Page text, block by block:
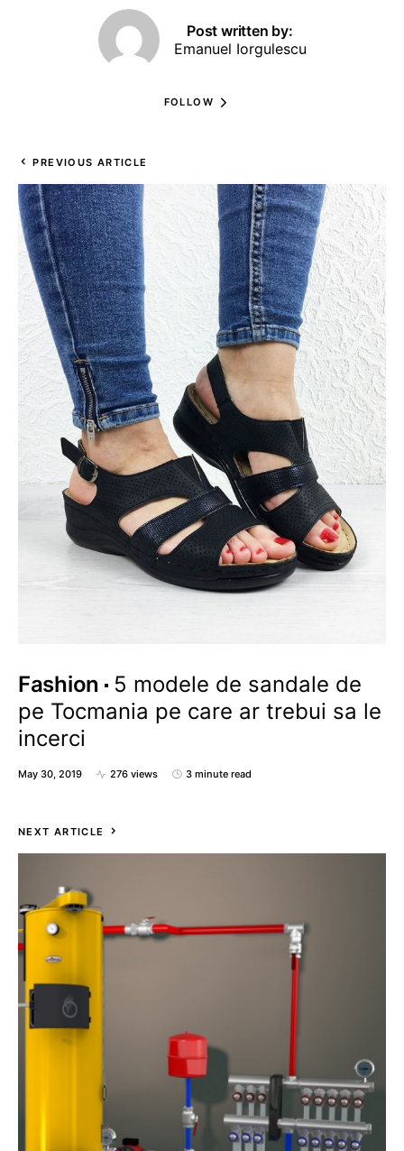
Post written by:
Emanuel Iorgulescu
FOLLOW
PREVIOUS ARTICLE
Fashion
5 modele de sandale de
pe Tocmania pe care ar trebui sa le
incerci
May 30, 2019 276 views 3 minute read
NEXT ARTICLE